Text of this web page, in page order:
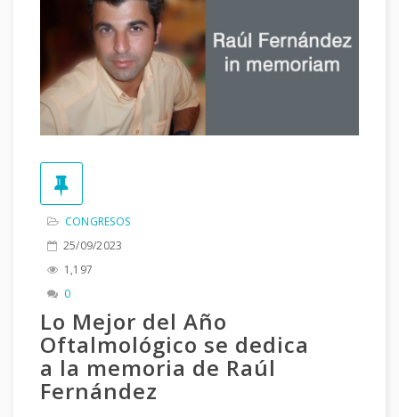
CONGRESOS
25/09/2023
1,197
0
Lo Mejor del Año
Oftalmológico se dedica
a la memoria de Raúl
Fernández